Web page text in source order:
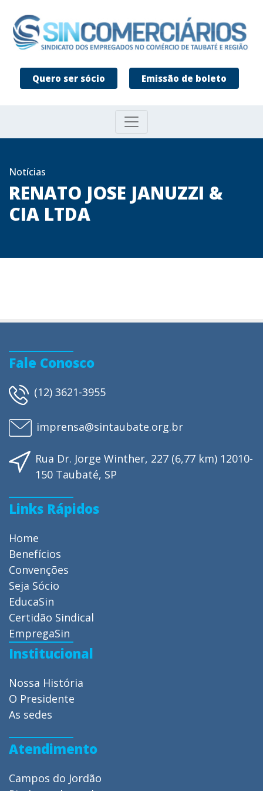
Quero ser sócio Emissão de boleto
Notícias
RENATO JOSE JANUZZI &
CIA LTDA
Fale Conosco
(12) 3621-3955
imprensa@sintaubate.org.br
Rua Dr. Jorge Winther, 227 (6,77 km) 12010-
150 Taubaté, SP
Links Rápidos
Home
Benefícios
Convenções
Seja Sócio
EducaSin
Certidão Sindical
EmpregaSin
Institucional
Nossa História
O Presidente
As sedes
Atendimento
Campos do Jordão